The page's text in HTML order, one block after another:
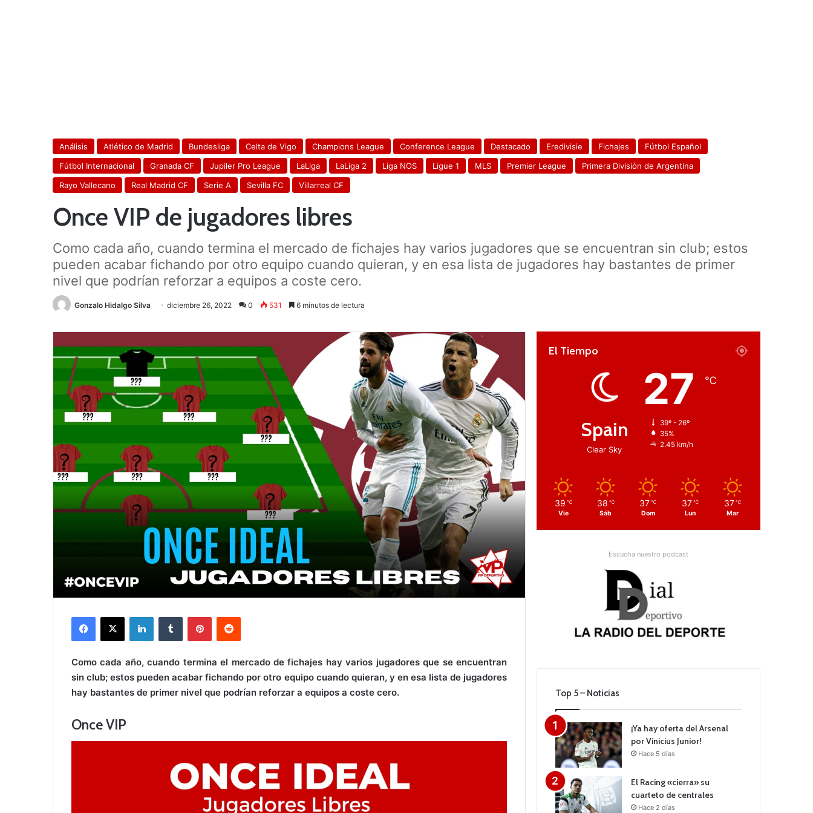
Análisis Atlético de Madrid Bundesliga Celta de Vigo Champions League Conference League Destacado Eredivisie Fichajes
Fútbol Español
Fútbol Internacional
Granada CF Jupiler Pro League LaLiga LaLiga 2 Liga NOS Ligue 1 MLS Premier League
Primera División de Argentina
Rayo Vallecano
Real Madrid CF Serie A Sevilla FC Villarreal CF
Once VIP de jugadores libres
Como cada año, cuando termina el mercado de fichajes hay varios jugadores que se encuentran sin club; estos
pueden acabar fichando por otro equipo cuando quieran, y en esa lista de jugadores hay bastantes de primer
nivel que podrían reforzar a equipos a coste cero.
Gonzalo Hidalgo Silva diciembre 26, 2022 0 531 6 minutos de lectura
Como cada año, cuando termina el mercado de fichajes hay varios jugadores que se encuentran
sin club; estos pueden acabar fichando por otro equipo cuando quieran, y en esa lista de jugadores
hay bastantes de primer nivel que podrían reforzar a equipos a coste cero.
Once VIP
El Tiempo
Spain
Clear Sky
27 ℃
39º - 26º
35%
2.45 km/h
39 ℃
Vie
38 ℃
Sáb
37 ℃
Dom
37 ℃
Lun
37 ℃
Mar
Escucha nuestro podcast
Top 5 – Noticias
¡Ya hay oferta del Arsenal
por Vinicius Junior!
Hace 5 días
El Racing «cierra» su
cuarteto de centrales
Hace 2 días